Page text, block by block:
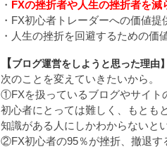
・ FXの挫折者や人生の挫折者を減
・FX初心者トレーダーへの価値提
・人生の挫折を回避するための価
【ブログ運営をしようと思った理由】
次のことを変えていきたいから。
①FXを扱っているブログやサイト
初心者にとっては難しく、もとも
知識がある人にしかわからないと
②FX初心者の95％が挫折、撤退す